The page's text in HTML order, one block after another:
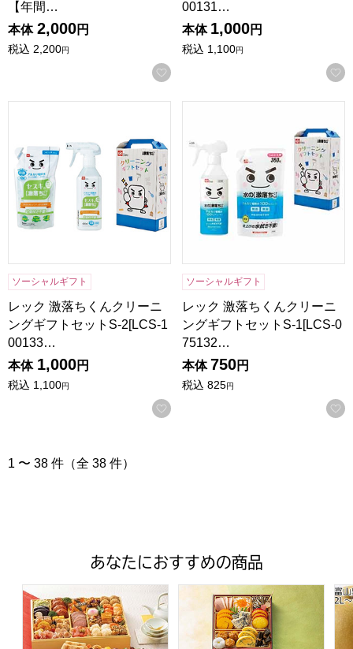
【年間…
本体 2,000円
税込 2,200円
お気に入りに登録する
00131…
本体 1,000円
税込 1,100円
ソーシャルギフト
レック 激落ちくんクリーニ
ングギフトセットS-2[LCS-1
00133…
本体 1,000円
税込 1,100円
お気に入りに登録する
ソーシャルギフト
レック 激落ちくんクリーニ
ングギフトセットS-1[LCS-0
75132…
本体 750円
税込 825円
1 〜 38 件（全 38 件）
あなたにおすすめの商品
トップバリュ 和洋中特大二段重「饗宴」(きょうえん)【4
トップバリュ 和風三段重「富